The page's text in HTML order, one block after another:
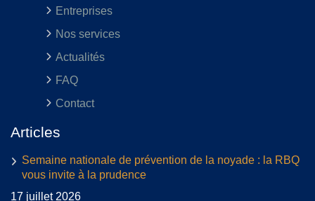
Entreprises
Nos services
Actualités
FAQ
Contact
Articles
Semaine nationale de prévention de la noyade : la RBQ
vous invite à la prudence
17 juillet 2026